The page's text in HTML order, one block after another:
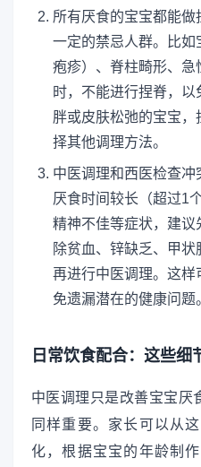
所有厌食的宝宝都能
一定的禁忌人群。比如
疱疹）、脊柱畸形、急
时，不能进行捏脊，
胖或皮肤松弛的宝宝
择其他调理方法。
中医调理和西医检查
厌食时间较长（超过1
精神不佳等症状，建
除贫血、锌缺乏、甲状
再进行中医调理。这
免遗漏潜在的健康问题
日常饮食配合：这些细
中医调理只是改善宝宝厌
同样重要。家长可以从
化，根据宝宝的年龄制